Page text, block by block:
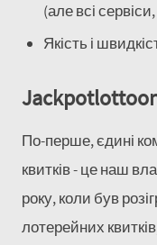
(але всі
Якість і
По-перше, єдині
квитків - це наш
року, коли був
лотерейних